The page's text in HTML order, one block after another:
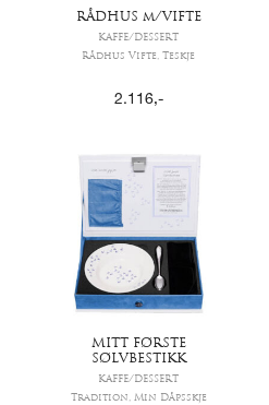
RÅDHUS m/VIFTE
KAFFE/DESSERT
Rådhus Vifte, Teskje
2.116,-
MITT FØRSTE
SØLVBESTIKK
KAFFE/DESSERT
Tradition, Min Dåpsskje